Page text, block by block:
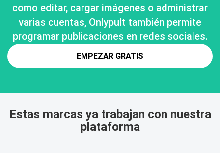
como editar, cargar imágenes o administrar
varias cuentas, Onlypult también permite
programar publicaciones en redes sociales.
EMPEZAR GRATIS
Estas marcas ya trabajan con nuestra
plataforma